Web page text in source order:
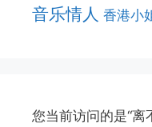
音乐情人 香港小
您当前访问的是“